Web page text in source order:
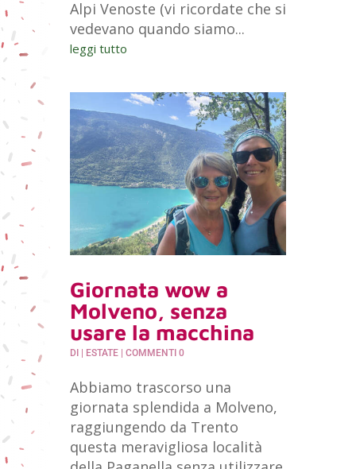
Alpi Venoste (vi ricordate che si
vedevano quando siamo...
leggi tutto
Giornata wow a
Molveno, senza
usare la macchina
DI | ESTATE| COMMENTI 0
Abbiamo trascorso una
giornata splendida a Molveno,
raggiungendo da Trento
questa meravigliosa località